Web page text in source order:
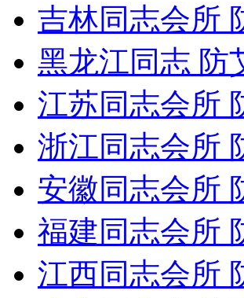
吉林同志会所
黑龙江同志 防
江苏同志会所
浙江同志会所
安徽同志会所
福建同志会所
江西同志会所